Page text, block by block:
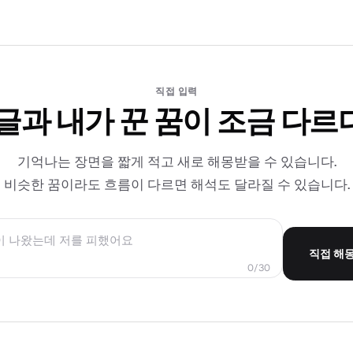
직접 입력
과 내가 꾼 꿈이 조금 다르
기억나는 장면을 짧게 적고 새로 해몽받을 수 있습니다.
비슷한 꿈이라도 흐름이 다르면 해석도 달라질 수 있습니다.
0/30
직접 해